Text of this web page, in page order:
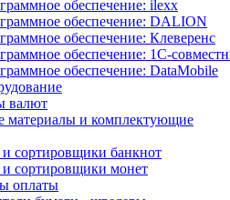
обеспечение: ilexx
обеспечение: DALION
обеспечение: Клеверенс
обеспечение: 1С-
обеспечение: DataMobile
валют
материалы и комплектующие
сортировщики банкнот
сортировщики монет
оплаты